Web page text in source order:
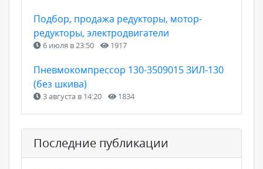
Подбор, продажа редукторы, мотор-
редукторы, электродвигатели
6 июля в 23:50 1917
Пневмокомпрессор 130-3509015 ЗИЛ-130
(без шкива)
3 августа в 14:20 1834
Последние публикации